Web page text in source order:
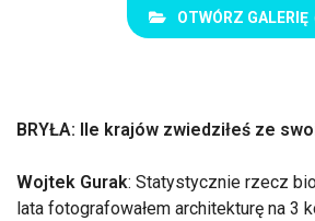
OTWÓRZ GALERIĘ
BRYŁA: Ile krajów zwiedziłeś ze
Wojtek Gurak: Statystycznie rzecz
lata fotografowałem architekturę na 3